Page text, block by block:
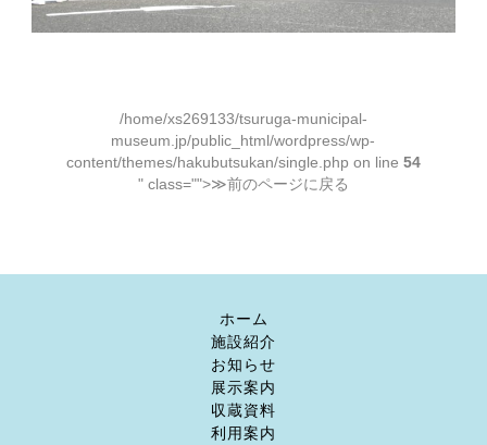
/home/xs269133/tsuruga-municipal-
museum.jp/public_html/wordpress/wp-
content/themes/hakubutsukan/single.php on line 54
" class="">≫前のページに戻る
ホーム
施設紹介
お知らせ
展示案内
収蔵資料
利用案内